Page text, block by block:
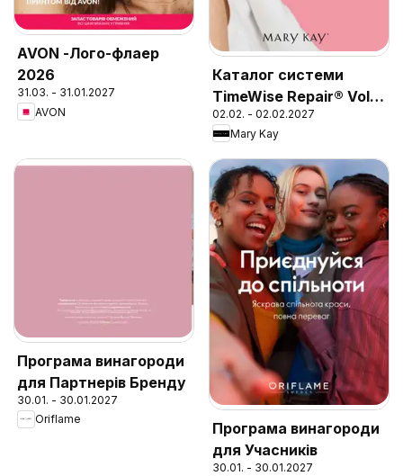
AVON -Лого-флаер
2026
31.03. - 31.01.2027
AVON
Каталог системи
TimeWise Repair® Volu-
Firm®
02.02. - 02.02.2027
Mary Kay
Програма винагороди
для Партнерів Бренду
30.01. - 30.01.2027
Oriflame
Програма винагороди
для Учасників
30.01. - 30.01.2027